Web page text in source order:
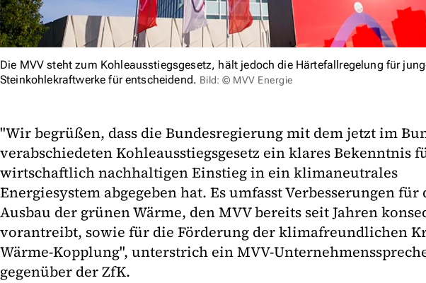
Die MVV steht zum Kohleausstiegsgesetz, hält jedoch die Härtefallregelung für
Steinkohlekraftwerke für entscheidend. Bild: © MVV Energie
"Wir begrüßen, dass die Bundesregierung mit dem jetzt im
verabschiedeten Kohleausstiegsgesetz ein klares Bekenntnis
wirtschaftlich nachhaltigen Einstieg in ein klimaneutrales
Energiesystem abgegeben hat. Es umfasst Verbesserungen für
Ausbau der grünen Wärme, den MVV bereits seit Jahren
vorantreibt, sowie für die Förderung der klimafreundlichen
Wärme-Kopplung", unterstrich ein MVV-
gegenüber der ZfK.